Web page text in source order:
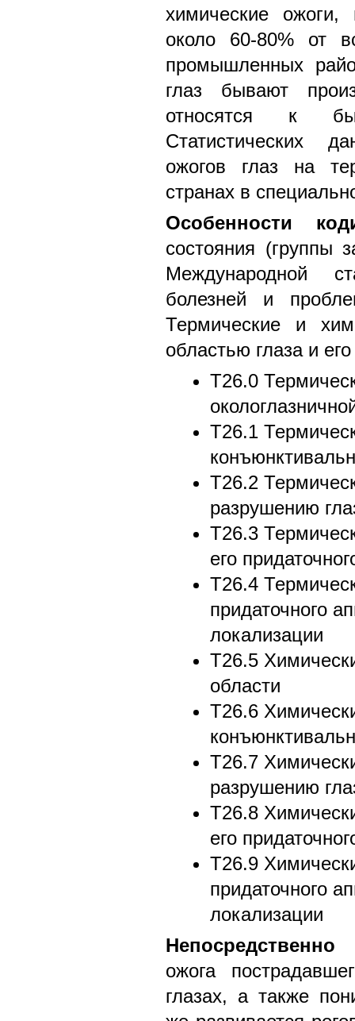
химические
около 60-80% от
промышленных
глаз бывают
относятся к
Статистических
ожогов глаз на
странах в
Особенности
состояния (группы
Международной
болезней и
Термические и
областью глаза и
T26.0
T26.1
T26.2
разрушению
T26.3
его
T26.4
придаточного
локализации
T26.5
области
T26.6
T26.7
разрушению
T26.8
его
T26.9
придаточного
локализации
Непосредственно
ожога
глазах, а также